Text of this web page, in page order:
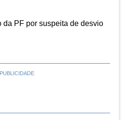
da PF por suspeita de desvio
PUBLICIDADE